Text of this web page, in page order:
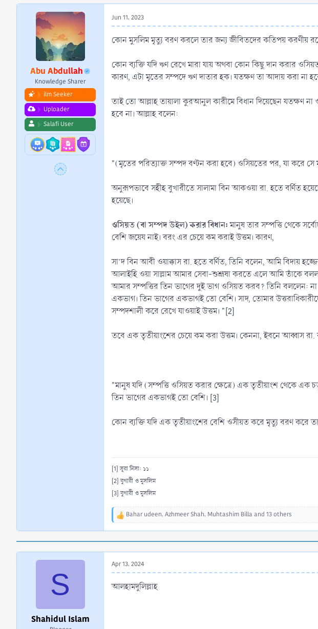
r
t
e
r
Abu Abdullah
Knowledge Sharer
ilm Seeker
Uploader
Salafi User
Jun 11, 2023
কোন মুসলিম মৃত্যু বরণ করলে তার জন্য জীবিতদের কতিপয় করণীয়
কোন ব্যক্তি যদি ঋণ রেখে মারা যায় অথবা কোন কিছু দান করার
কারণ, এটা মৃতের সম্পদে ঋণ দাতার হক। যতক্ষণ তা আদায় করা না
তাই তো আল্লাহ তায়ালা কুরআনুল কারীমে বিধান দিয়েছেন যতক্ষণ না
হবে না। আল্লাহ বলেন:
"(মৃতের পরিত্যাক্ত সম্পদ বণ্টন করা হবে) ওসিয়তের পর, যা করে সে
অনুরূপভাবে সহীহ বুখারীতে সালামা বিন আকওয়া রা. হতে বর্ণিত
হয়েছে।
ওসিয়ত (বা সম্পদ উইল) করার বিধান:মানুষ তার সম্পত্তি থেকে
বেশি জয়েয নাই। বরং এর চেয়ে কম করাই উত্তম। কারণ,
সা’দ বিন আবী ওয়াক্কাস রা. হতে বর্ণিত, তিনি বলেন, আমি বিদায়
আলাইহি ওয়া সাল্লাম আমার সেবা-শুশ্রূষা করতে এলে আমি তাঁকে
আমার সম্পত্তির তিন ভাগের দুই ভাগ ওসিয়ত করব? তিনি বললেন:
একভাগ। তিন ভাগের একভাগই তো বেশি। সাদ, তোমার
সম্পদশালী করে রেখে যাওয়াই উত্তম। "[2]
তবে এক তৃতীয়াংশের চেয়ে কম করা উত্তম। কেননা, ইবনে আব্বাস
"মানুষ যদি (সম্পত্তি ওসিয়ত করার ক্ষেত্রে) এক তৃতীয়াংশ থেকে এক
তিন ভাগের একভাগই তো বেশি। [3]
কোন ব্যক্তি যদি এক তৃতীয়াংশের বেশি ওসীয়ত করে মৃত্যু বরণ করে
[1] সূরা নিসা: ১১
[2] বুখারী ও মুসলিম
[3] বুখারী ও মুসলিম
R
t
i
o
n
s
Bahar udeen, Azhmeer Shah, Muhtashim Billa and 13 others
S
Shahidul Islam
Apr 13, 2024
আলহামদুলিল্লাহ